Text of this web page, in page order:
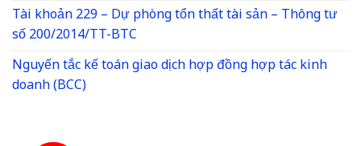
Tài khoản 229 – Dự phòng tổn thất tài sản – Thông tư
số 200/2014/TT-BTC
Nguyến tắc kế toán giao dịch hợp đồng hợp tác kinh
doanh (BCC)